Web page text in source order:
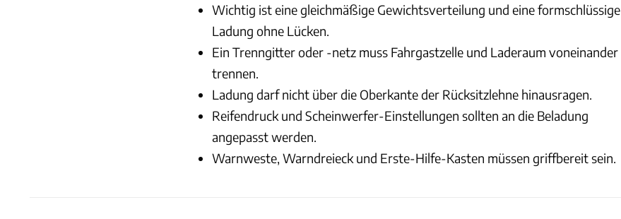
Wichtig ist eine gleichmäßige Gewichtsverteilung und eine formschlüssige
Ladung ohne Lücken.
Ein Trenngitter oder -netz muss Fahrgastzelle und Laderaum voneinander
trennen.
Ladung darf nicht über die Oberkante der Rücksitzlehne hinausragen.
Reifendruck und Scheinwerfer-Einstellungen sollten an die Beladung
angepasst werden.
Warnweste, Warndreieck und Erste-Hilfe-Kasten müssen griffbereit sein.